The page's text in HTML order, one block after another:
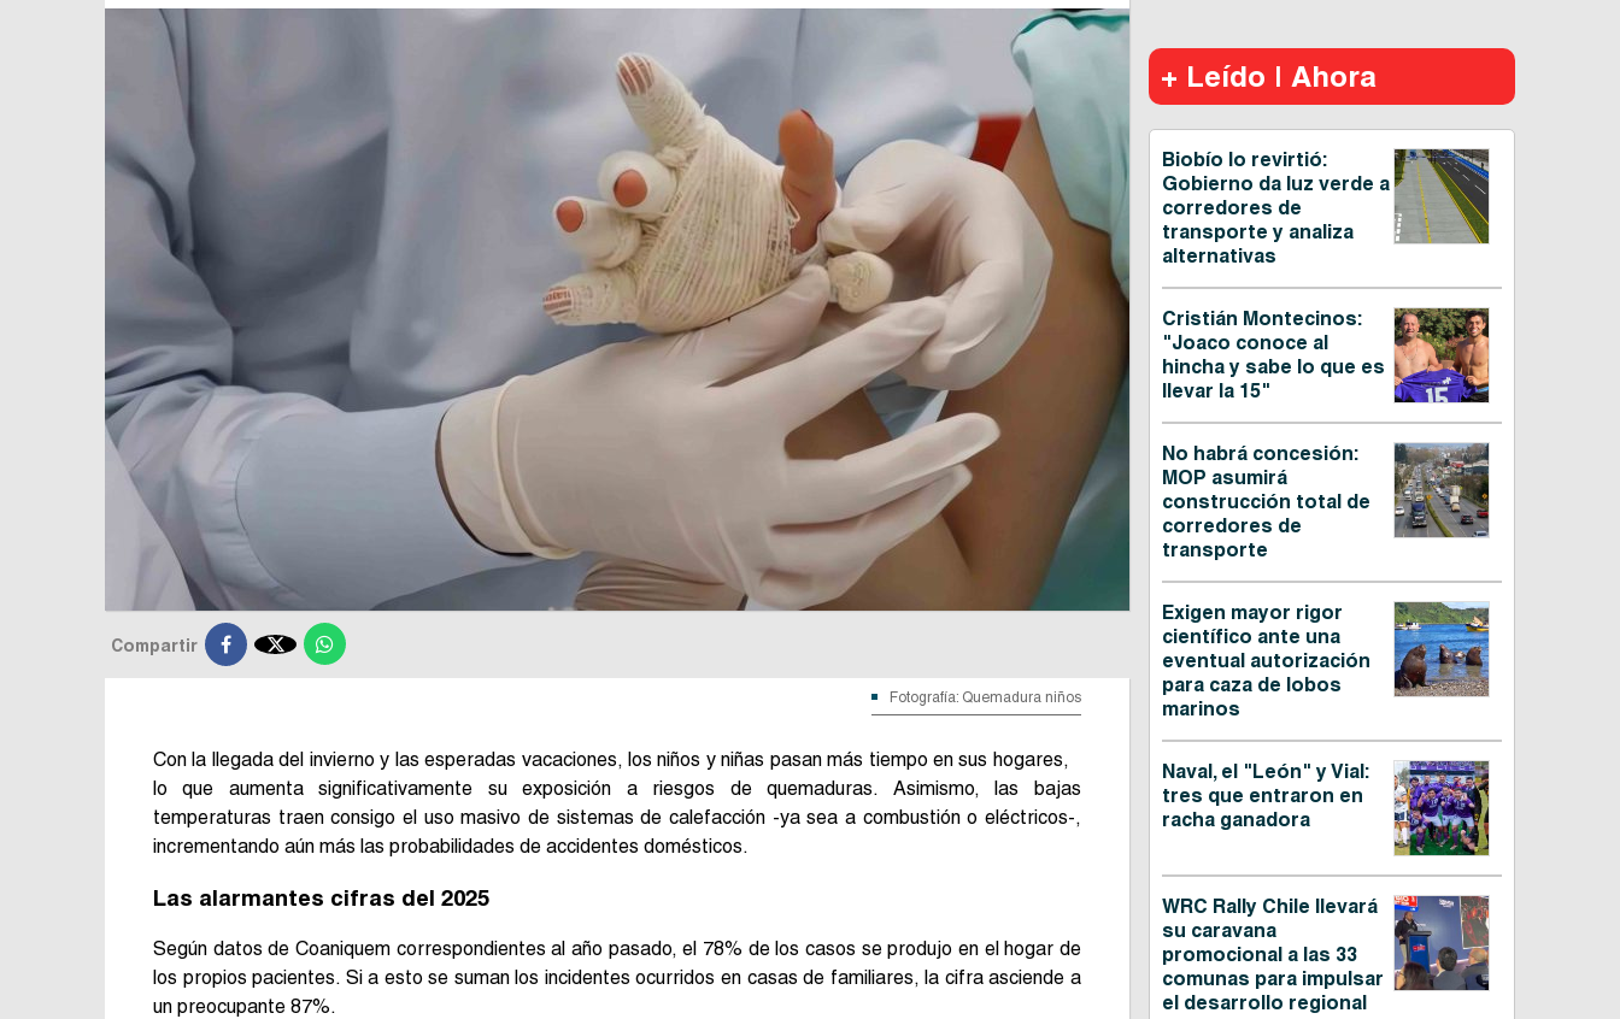
Compartir 
Fotografía: Quemadura niños
Con la llegada del invierno y las esperadas vacaciones, los niños y niñas pasan más tiempo en sus hogares,
lo que aumenta significativamente su exposición a riesgos de quemaduras. Asimismo, las bajas
temperaturas traen consigo el uso masivo de sistemas de calefacción -ya sea a combustión o eléctricos-,
incrementando aún más las probabilidades de accidentes domésticos.
Las alarmantes cifras del 2025
Según datos de Coaniquem correspondientes al año pasado, el 78% de los casos se produjo en el hogar de
los propios pacientes. Si a esto se suman los incidentes ocurridos en casas de familiares, la cifra asciende a
un preocupante 87%.
+ Leído | Ahora
Biobío lo revirtió:
Gobierno da luz verde a
corredores de
transporte y analiza
alternativas
Cristián Montecinos:
"Joaco conoce al
hincha y sabe lo que es
llevar la 15"
No habrá concesión:
MOP asumirá
construcción total de
corredores de
transporte
Exigen mayor rigor
científico ante una
eventual autorización
para caza de lobos
marinos
Naval, el "León" y Vial:
tres que entraron en
racha ganadora
WRC Rally Chile llevará
su caravana
promocional a las 33
comunas para impulsar
el desarrollo regional